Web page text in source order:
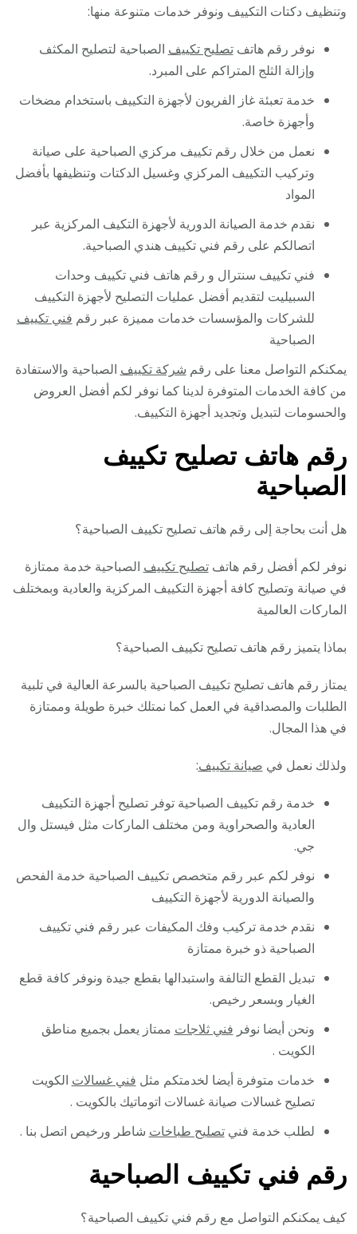
وتنظيف دكتات التكييف ونوفر خدمات متنوعة منها:
نوفر رقم هاتفتصليح تكييف الصباحية لتصليح المكثف
وإزالة الثلج المتراكم على المبرد.
خدمة تعبئة غاز الفريون لأجهزة التكييف باستخدام مضخات
وأجهزة خاصة.
نعمل من خلال رقم تكييف مركزي الصباحية على صيانة
وتركيب التكييف المركزي وغسيل الدكتات وتنظيفها بأفضل
المواد
نقدم خدمة الصيانة الدورية لأجهزة التكيف المركزية عبر
اتصالكم على رقم فني تكييف هندي الصباحية.
فني تكييف سنترال و رقم هاتف فني تكييف وحدات
السبيليت لتقديم أفضل عمليات التصليح لأجهزة التكييف
للشركات والمؤسسات خدمات مميزة عبر رقم فني تكييف
الصباحية
يمكنكم التواصل معنا على رقم شركة تكييف الصباحية والاستفادة
من كافة الخدمات المتوفرة لدينا كما نوفر لكم أفضل العروض
والحسومات لتبديل وتجديد أجهزة التكييف.
رقم هاتف تصليح تكييف
الصباحية
هل أنت بحاجة إلى رقم هاتف تصليح تكييف الصباحية؟
نوفر لكم أفضل رقم هاتفتصليح تكييف الصباحية خدمة ممتازة
في صيانة وتصليح كافة أجهزة التكييف المركزية والعادية وبمختلف
الماركات العالمية
بماذا يتميز رقم هاتف تصليح تكييف الصباحية؟
يمتاز رقم هاتف تصليح تكييف الصباحية بالسرعة العالية في تلبية
الطلبات والمصداقية في العمل كما نمتلك خبرة طويلة وممتازة
في هذا المجال.
ولذلك نعمل في صيانة تكييف:
خدمة رقم تكييف الصباحية توفر تصليح أجهزة التكييف
العادية والصحراوية ومن مختلف الماركات مثل فيستل وال
جي.
نوفر لكم عبر رقم متخصص تكييف الصباحية خدمة الفحص
والصيانة الدورية لأجهزة التكييف
نقدم خدمة تركيب وفك المكيفات عبر رقم فني تكييف
الصباحية ذو خبرة ممتازة
تبديل القطع التالفة واستبدالها بقطع جيدة ونوفر كافة قطع
الغيار وبسعر رخيص.
ونحن أيضا نوفر فني ثلاجات ممتاز يعمل بجميع مناطق
الكويت .
خدمات متوفرة أيضا لخدمتكم مثل فني غسالات الكويت
تصليح غسالات صيانة غسالات اتوماتيك بالكويت .
لطلب خدمة فنيتصليح طباخات شاطر ورخيص اتصل بنا .
رقم فني تكييف الصباحية
كيف يمكنكم التواصل مع رقم فني تكييف الصباحية؟